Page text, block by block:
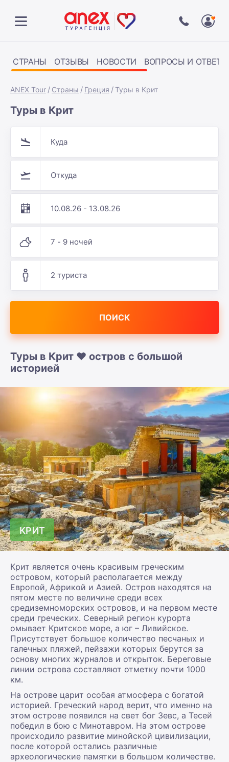
СТРАНЫ ОТЗЫВЫ НОВОСТИ ВОПРОСЫ И ОТВЕТЫ
ANEX Tour Страны Греция Туры в Крит
Туры в Крит
Куда
Откуда
10.08.26 - 13.08.26
7 - 9 ночей
2 туриста
ПОИСК
Туры в Крит ❤️ остров с большой
историей
КРИТ
Крит является очень красивым греческим
островом, который располагается между
Европой, Африкой и Азией. Остров находятся на
пятом месте по величине среди всех
средиземноморских островов, и на первом месте
среди греческих. Северный регион курорта
омывает Критское море, а юг – Ливийское.
Присутствует большое количество песчаных и
галечных пляжей, пейзажи которых берутся за
основу многих журналов и открыток. Береговые
линии острова составляют отметку почти 1000
км.
На острове царит особая атмосфера с богатой
историей. Греческий народ верит, что именно на
этом острове появился на свет бог Зевс, а Тесей
победил в бою с Минотавром. На этом острове
происходило развитие минойской цивилизации,
после которой остались различные
археологические памятки в большом количестве.